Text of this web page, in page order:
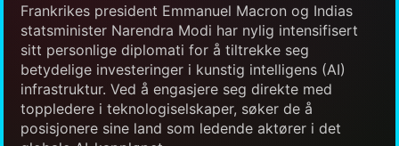
Frankrikes president Emmanuel Macron og Indias
statsminister Narendra Modi har nylig intensifisert
sitt personlige diplomati for å tiltrekke seg
betydelige investeringer i kunstig intelligens (AI)
infrastruktur. Ved å engasjere seg direkte med
toppledere i teknologiselskaper, søker de å
posisjonere sine land som ledende aktører i det